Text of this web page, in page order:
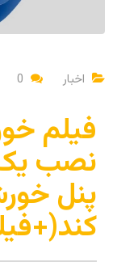
اخبار 0
فیلم
نصب
پنل